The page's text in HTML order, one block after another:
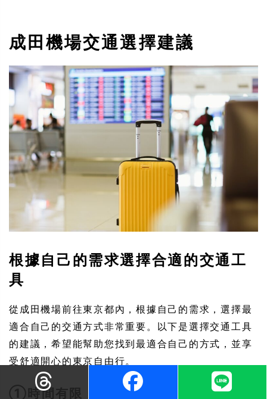
成田機場交通選擇建議
根據自己的需求選擇合適的交通工
具
從成田機場前往東京都內，根據自己的需求，選擇最
適合自己的交通方式非常重要。以下是選擇交通工具
的建議，希望能幫助您找到最適合自己的方式，並享
受舒適開心的東京自由行。
①時間有限